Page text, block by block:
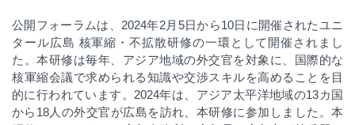
公開フォーラムは、 2024年2月 5日から10日に開催されたユニ
タール広島 核軍縮・不拡散研修の一環として開催されまし
た。本研修は毎年、アジア地域の外交官を対象に、国際的な
核軍縮会議で求められる知識や交渉スキルを高めることを目
的に行われています。 2024年は、アジア太平洋地域の13カ国
から 18人の外交官が広島を訪れ、本研修に参加しました。本